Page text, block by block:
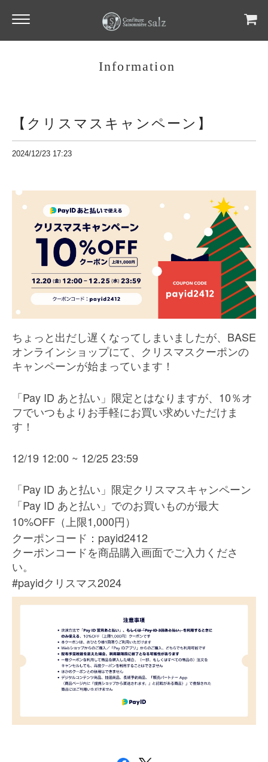
Information
【クリスマスキャンペーン】
2024/12/23 17:23
ちょっと出だし遅くなってしまいましたが、 BASE
オンラインショップにて、クリスマスクーポンの
キャンペーンが始まっています！
「 Pay ID あと払い」限定とはなりますが、 10 ％オ
フでいつもよりお手軽にお買い求めいただけま
す！
12/19 12:00 ~ 12/25 23:59
「 Pay ID あと払い」限定クリスマスキャンペーン
「 Pay ID あと払い」でのお買いものが最大
10%OFF （上限1 ,000 円）
クーポンコード： payid2412
クーポンコードを商品購入画面でご入力くださ
い。
#payidクリスマス2024